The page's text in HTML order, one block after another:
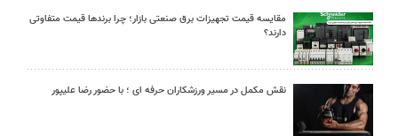
مقایسه قیمت تجهیزات برق صنعتی بازار؛ چرا برندها قیمت متفاوتی
دارند؟
نقش مکمل در مسیر ورزشکاران حرفه ای ؛ با حضور رضا علیپور